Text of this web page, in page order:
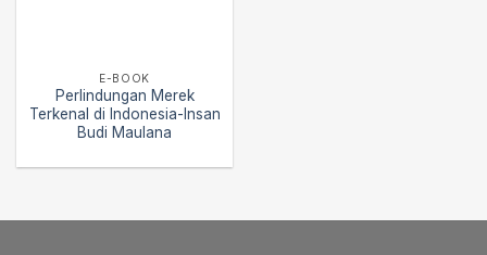
E-BOOK
Perlindungan Merek
Terkenal di Indonesia-Insan
Budi Maulana